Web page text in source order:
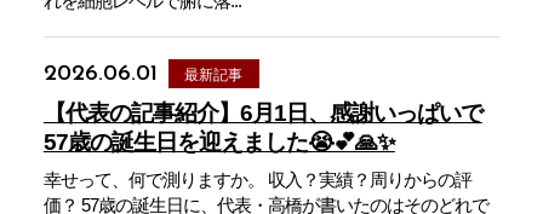
2026.06.01 最新記事
【代表の記事紹介】6月1日、感謝いっぱいで
57歳の誕生日を迎えました😭💕🙏✨
幸せって、何で測りますか。 収入？実績？周りからの評
価？ 57歳の誕生日に、代表・高橋が書いたのはそのどれで